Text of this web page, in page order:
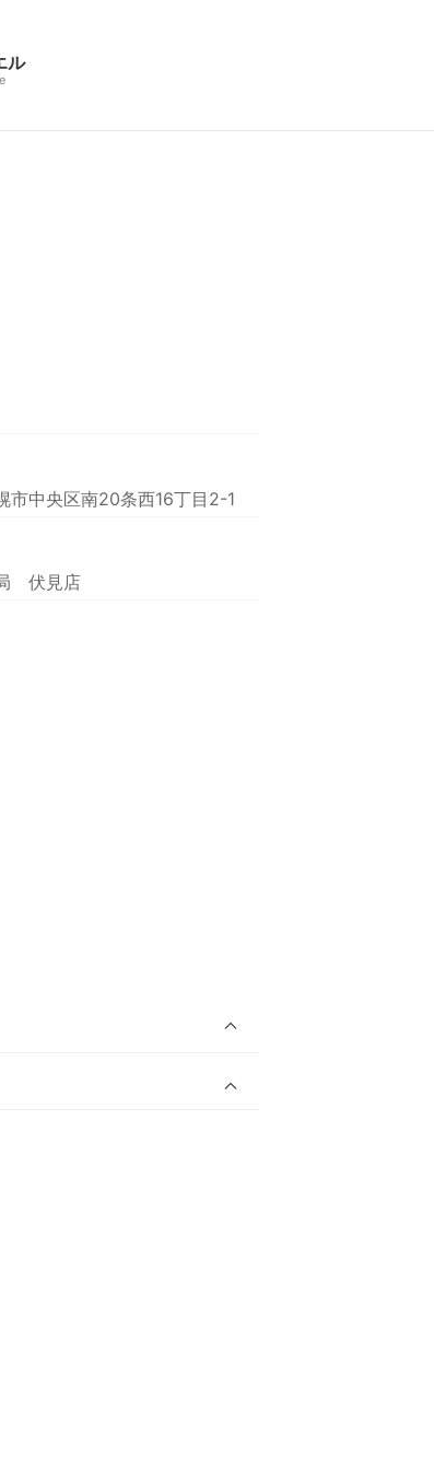
ル
市中央区南20条西16丁目2-1
伏見店